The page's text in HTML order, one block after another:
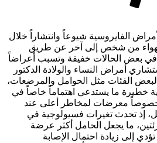
الفايروسية شيوعاً وانتشاراً خلال
من شخص إلى آخر عن طريق
بعض الحالات خفيفة وتسبب أعراضاً
أمراض النساء والولادة الدكتور
لبعض الفئات مثل الحوامل والمرضعات،
خطيرة ما يستدعي اهتماماً خاصاً في
خصوصاً معرضات لمخاطر أعلى عند
إذ تحدث تغيرات فسيولوجية في
ما يجعل الحامل أكثر عرضة
إلى زيادة احتمال الإصابة